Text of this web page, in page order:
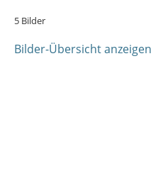
5 Bilder
Bilder-Übersicht anzeigen